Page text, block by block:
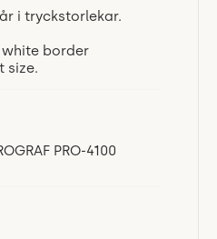
i tryckstorlekar.
white border
size.
PRO-4100